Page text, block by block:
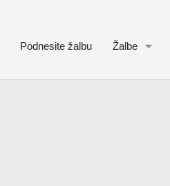
Podnesite žalbu Žalbe